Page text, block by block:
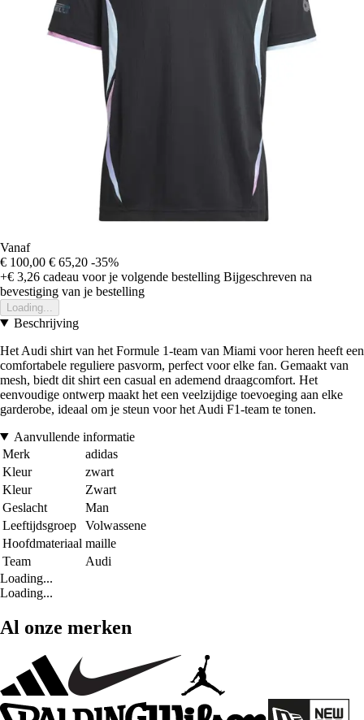
Vanaf
€ 100,00 € 65,20 -35%
+€ 3,26 cadeau voor je volgende bestelling Bijgeschreven na
bevestiging van je bestelling
Loading...
Beschrijving
Het Audi shirt van het Formule 1-team van Miami voor heren heeft een
comfortabele reguliere pasvorm, perfect voor elke fan. Gemaakt van
mesh, biedt dit shirt een casual en ademend draagcomfort. Het
eenvoudige ontwerp maakt het een veelzijdige toevoeging aan elke
garderobe, ideaal om je steun voor het Audi F1-team te tonen.
Aanvullende informatie
Merk
adidas
Kleur
zwart
Kleur
Zwart
Geslacht
Man
Leeftijdsgroep
Volwassene
Hoofdmateriaal maille
Team
Audi
Loading...
Loading...
Al onze merken